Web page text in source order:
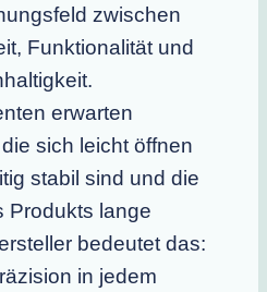
zwischen
Funktionalität und
erwarten
sich leicht öffnen
stabil sind und die
Produkts lange
bedeutet das:
in jedem